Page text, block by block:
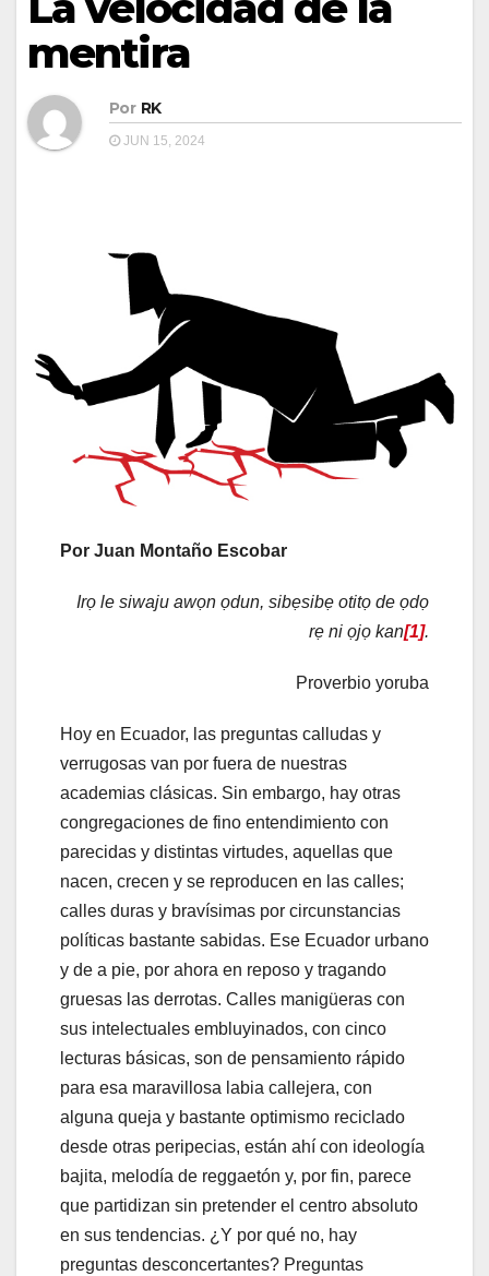
mentira
Por RK
JUN 15, 2024
Por Juan Montaño Escobar
Irọ le siwaju awọn ọdun, sibẹsibẹ otitọ de ọdọ
rẹ ni ọjọ kan[1].
Proverbio yoruba
Hoy en Ecuador, las preguntas calludas y
verrugosas van por fuera de nuestras
academias clásicas. Sin embargo, hay otras
congregaciones de fino entendimiento con
parecidas y distintas virtudes, aquellas que
nacen, crecen y se reproducen en las calles;
calles duras y bravísimas por circunstancias
políticas bastante sabidas. Ese Ecuador urbano
y de a pie, por ahora en reposo y tragando
gruesas las derrotas. Calles manigüeras con
sus intelectuales embluyinados, con cinco
lecturas básicas, son de pensamiento rápido
para esa maravillosa labia callejera, con
alguna queja y bastante optimismo reciclado
desde otras peripecias, están ahí con ideología
bajita, melodía de reggaetón y, por fin, parece
que partidizan sin pretender el centro absoluto
en sus tendencias. ¿Y por qué no, hay
preguntas desconcertantes? Preguntas